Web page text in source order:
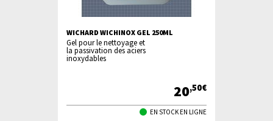
WICHARD WICHINOX GEL 250ML
Gel pour le nettoyage et
la passivation des aciers
inoxydables
20,50€
EN STOCK EN LIGNE